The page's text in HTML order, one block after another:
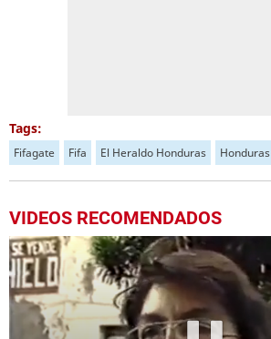
Tags:
Fifagate Fifa El Heraldo Honduras Honduras
VIDEOS RECOMENDADOS